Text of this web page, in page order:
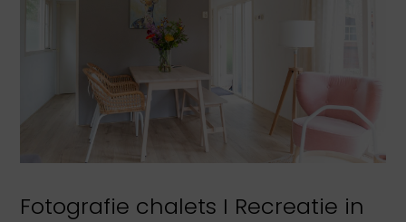
Fotografie chalets I Recreatie in